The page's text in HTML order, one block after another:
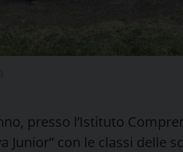
presso l’Istituto
Junior” con le classi delle